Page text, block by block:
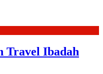
Travel Ibadah